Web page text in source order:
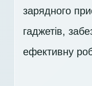
зарядного
гаджетів,
ефективну